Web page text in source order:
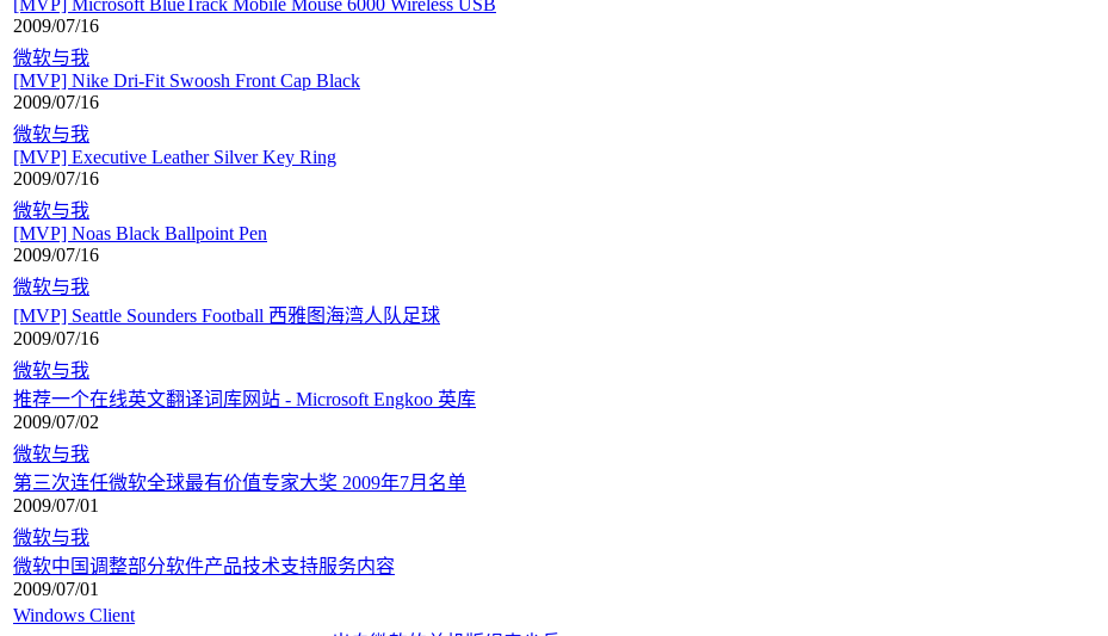
[MVP] Microsoft BlueTrack Mobile Mouse 6000 Wireless USB
2009/07/16
微软与我
[MVP] Nike Dri-Fit Swoosh Front Cap Black
2009/07/16
微软与我
[MVP] Executive Leather Silver Key Ring
2009/07/16
微软与我
[MVP] Noas Black Ballpoint Pen
2009/07/16
微软与我
[MVP] Seattle Sounders Football 西雅图海湾人队足球
2009/07/16
微软与我
推荐一个在线英文翻译词库网站 - Microsoft Engkoo 英库
2009/07/02
微软与我
第三次连任微软全球最有价值专家大奖 2009年7月名单
2009/07/01
微软与我
微软中国调整部分软件产品技术支持服务内容
2009/07/01
Windows Client